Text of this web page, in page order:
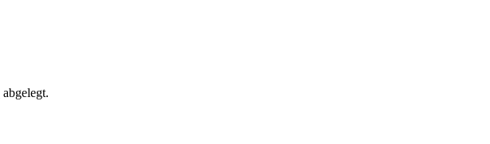
abgelegt.